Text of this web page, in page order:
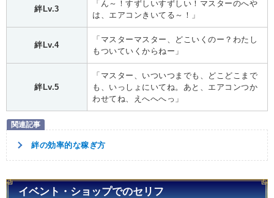
絆Lv.3
「ん～！すずしいすずしい！マスターのへや
は、エアコンきいてる～！」
絆Lv.4
「マスターマスター、どこいくのー？わたし
もついていくからねー」
絆Lv.5
「マスター、いついつまでも、どこどこまで
も、いっしょにいてね。あと、エアコンつか
わせてね、えへへへっ」
絆の効率的な稼ぎ方
イベント・ショップでのセリフ